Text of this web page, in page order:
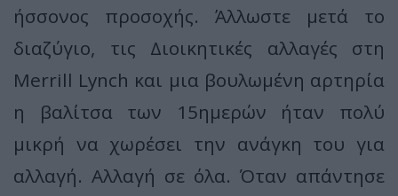
ήσσονος προσοχής. Άλλωστε μετά το
διαζύγιο, τις Διοικητικές αλλαγές στη
Merrill Lynch και μια βουλωμένη αρτηρία
η βαλίτσα των 15ημερών ήταν πολύ
μικρή να χωρέσει την ανάγκη του για
αλλαγή. Αλλαγή σε όλα. Όταν απάντησε